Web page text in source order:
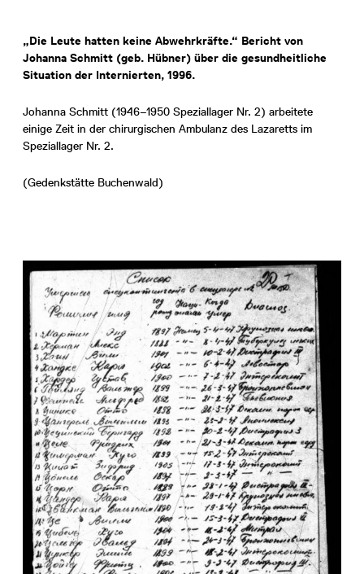
„Die Leute hatten keine Abwehrkräfte.“ Bericht von
Johanna Schmitt (geb. Hübner) über die gesundheitliche
Situation der Internierten, 1996.
Johanna Schmitt (1946–1950 Speziallager Nr. 2) arbeitete
einige Zeit in der chirurgischen Ambulanz des Lazaretts im
Speziallager Nr. 2.
(Gedenkstätte Buchenwald)